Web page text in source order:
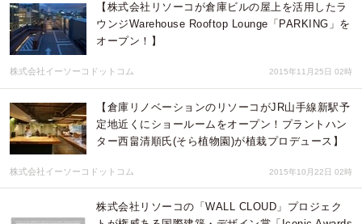
【株式会社リソーコが倉庫ビルの屋上を活用したラ
ウンジWarehouse Rooftop Lounge「PARKING」を
オープン！】
株式会社イーソーコドットコム 2015年11月25日 02時
【倉庫リノベーションのリソーコがJR山手線新駅予
定地近くにショールームをオープン！プラントハン
ター西畠清順氏(そら植物園)が植栽プロデュース】
株式会社イーソーコドットコム 2015年10月22日 02時
株式会社リソーコの「WALL CLOUD」プロジェク